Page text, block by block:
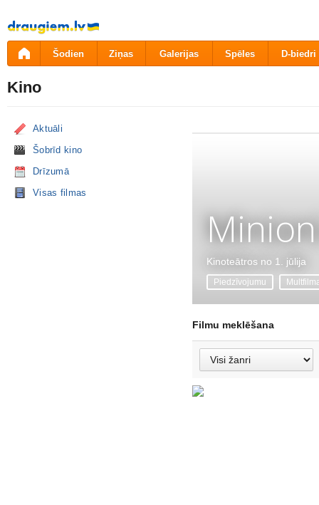
Pāriet
uz
saturu
Šodien Ziņas Galerijas Spēles D-biedri
Kino
Aktuāli
Šobrīd kino
Drīzumā
Visas filmas
Kinoteātros no 1. jūlija
Piedzīvojumu
Filmu meklēšana